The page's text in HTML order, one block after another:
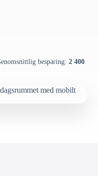
besparing: 2 400